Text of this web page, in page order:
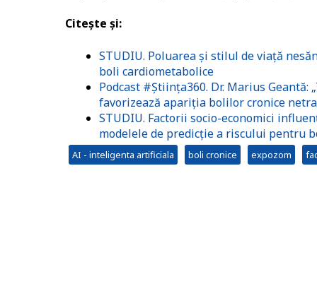
Citește și:
STUDIU. Poluarea și stilul de viață
boli cardiometabolice
Podcast #Știința360. Dr. Marius
favorizează apariția bolilor cronice
STUDIU. Factorii socio-economici
modelele de predicție a riscului pentru
AI - inteligenta artificiala boli cronice expozom